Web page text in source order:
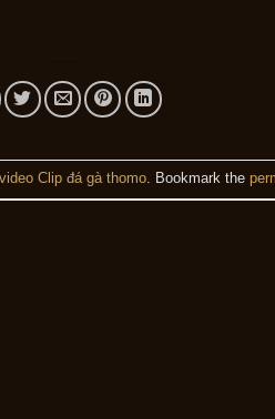
Clip đá gà thomo. Bookmark the